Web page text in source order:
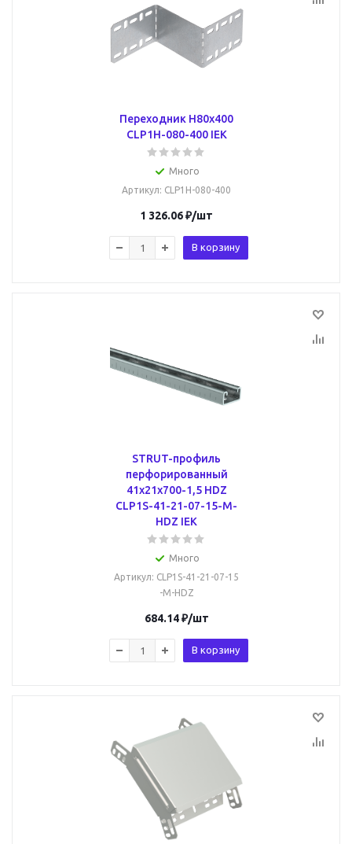
Переходник Н80х400
CLP1H-080-400 IEK
Много
Артикул: CLP1H-080-400
1 326.06₽/шт
В корзину
STRUT-профиль
перфорированный
41х21х700-1,5 HDZ
CLP1S-41-21-07-15-M-
HDZ IEK
Много
Артикул: CLP1S-41-21-07-15
-M-HDZ
684.14₽/шт
В корзину